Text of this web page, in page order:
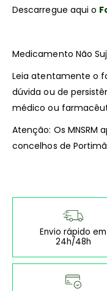
Descarregue aqui o
Medicamento Não
Leia atentamente o
dúvida ou de
médico ou
Atenção: Os MNSRM
concelhos de
Envio rápido em
24h/48h